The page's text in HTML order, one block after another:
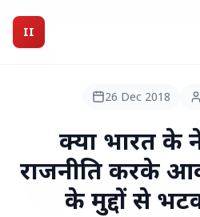
Breaking News: Intelligent
II
HEADLINES
TOP STORIES
II
26 Dec 2018
क्या भारत के
राजनीति करके
के मुद्दों से